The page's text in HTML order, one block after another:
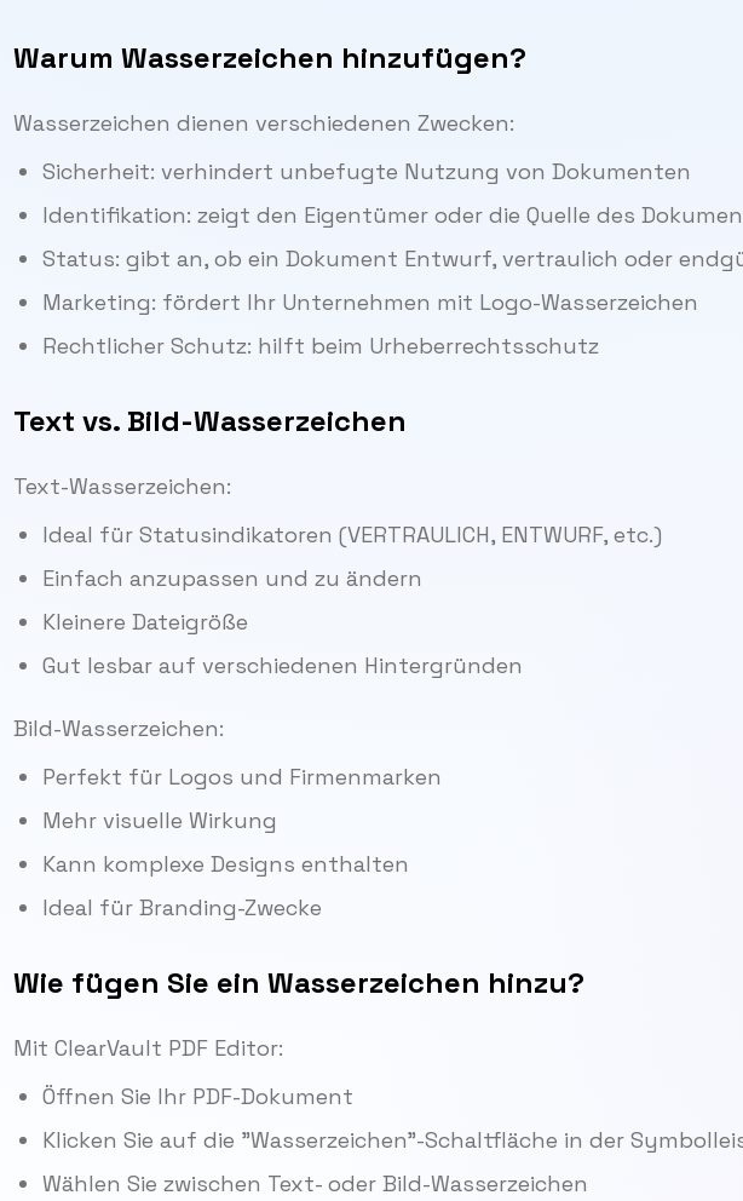
Warum Wasserzeichen hinzufügen?
Wasserzeichen dienen verschiedenen Zwecken:
Sicherheit: verhindert unbefugte Nutzung von Dokumenten
Identifikation: zeigt den Eigentümer oder die Quelle des
Status: gibt an, ob ein Dokument Entwurf, vertraulich oder
Marketing: fördert Ihr Unternehmen mit Logo-Wasserzeichen
Rechtlicher Schutz: hilft beim Urheberrechtsschutz
Text vs. Bild-Wasserzeichen
Text-Wasserzeichen:
Ideal für Statusindikatoren (VERTRAULICH, ENTWURF, etc.)
Einfach anzupassen und zu ändern
Kleinere Dateigröße
Gut lesbar auf verschiedenen Hintergründen
Bild-Wasserzeichen:
Perfekt für Logos und Firmenmarken
Mehr visuelle Wirkung
Kann komplexe Designs enthalten
Ideal für Branding-Zwecke
Wie fügen Sie ein Wasserzeichen hinzu?
Mit ClearVault PDF Editor:
Öffnen Sie Ihr PDF-Dokument
Klicken Sie auf die "Wasserzeichen"-Schaltfläche in der
Wählen Sie zwischen Text- oder Bild-Wasserzeichen